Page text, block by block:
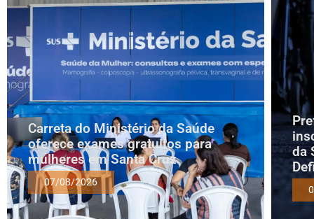
Carreta do Ministério da Saúde
oferece exames gratuitos para
mulheres em Santa Cruz
07/08/2026
da